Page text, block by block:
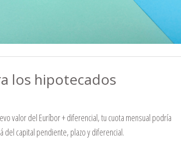
los hipotecados
valor del Euríbor + diferencial, tu cuota mensual podría
capital pendiente, plazo y diferencial.